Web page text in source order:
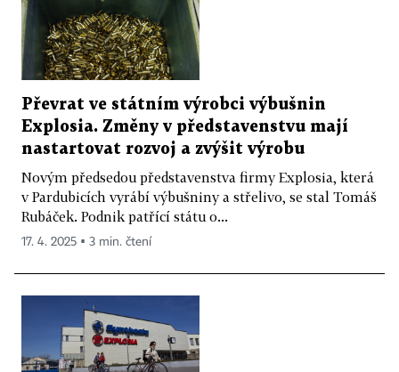
Převrat ve státním výrobci výbušnin
Explosia. Změny v představenstvu mají
nastartovat rozvoj a zvýšit výrobu
Novým předsedou představenstva firmy Explosia, která
v Pardubicích vyrábí výbušniny a střelivo, se stal Tomáš
Rubáček. Podnik patřící státu o...
17. 4. 2025 ▪ 3 min. čtení